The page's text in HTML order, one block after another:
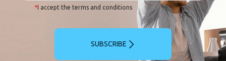
*I accept the terms and conditions
SUBSCRIBE